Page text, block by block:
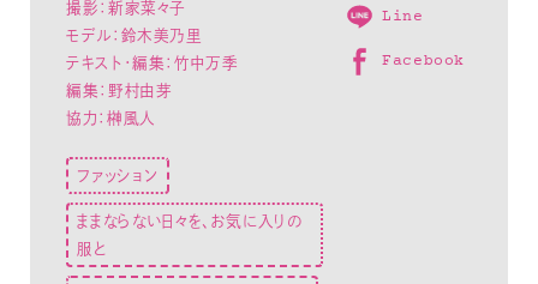
撮影：新家菜々子
モデル： 鈴木美乃里
テキスト・編集：竹中万季
編集：野村由芽
協力：榊風人
ファッション
ままならない日々を、お気に入りの
服と
Line
Facebook